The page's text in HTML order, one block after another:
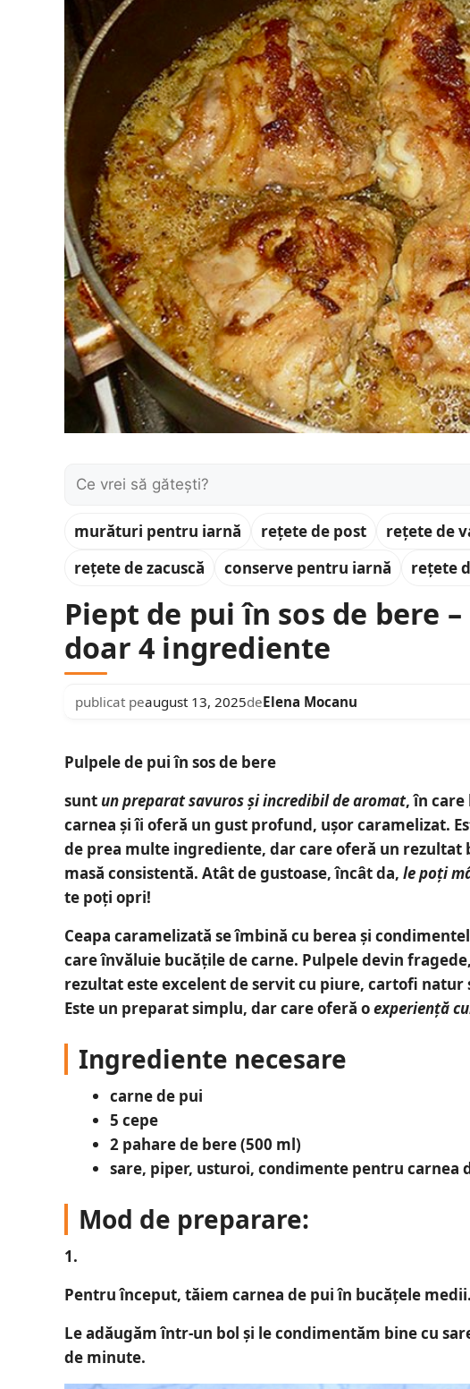
Caută:
murături pentru iarnă rețete de post rețete de
rețete de zacuscă
conserve pentru iarnă rețete
Piept de pui în sos de bere
doar 4 ingrediente
publicat peaugust 13, 2025deElena Mocanu
Pulpele de pui în sos de bere
sunt un preparat savuros și incredibil de aromat, în care
carnea și îi oferă un gust profund, ușor caramelizat.
de prea multe ingrediente, dar care oferă un rezultat
masă consistentă. Atât de gustoase, încât da, le poți
te poți opri!
Ceapa caramelizată se îmbină cu berea și
care învăluie bucățile de carne. Pulpele devin
rezultat este excelent de servit cu piure, cartofi natur
Este un preparat simplu, dar care oferă oexperiență
Ingrediente necesare
carne de pui
5 cepe
2 pahare de bere (500 ml)
sare, piper, usturoi, condimente pentru carnea
Mod de preparare:
1.
Pentru început, tăiem carnea de pui în bucățele medii.
Le adăugăm într-un bol și le condimentăm bine cu
de minute.